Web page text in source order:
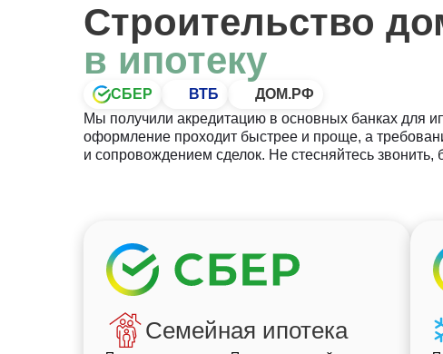
Строительство
в ипотеку
СБЕР ВТБ
ДОМ.РФ
Мы получили акредитацию в основных банках для
оформление проходит быстрее и проще, а
и сопровождением сделок. Не стесняйтесь звонить,
Семейная ипотека